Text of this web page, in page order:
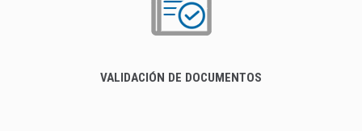
VALIDACIÓN DE DOCUMENTOS